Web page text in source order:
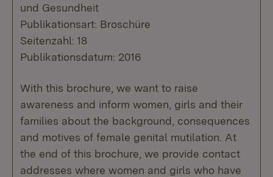
und Gesundheit
Publikationsart: Broschüre
Seitenzahl: 18
Publikationsdatum: 2016
With this brochure, we want to raise
awareness and inform women, girls and their
families about the background, consequences
and motives of female genital mutilation. At
the end of this brochure, we provide contact
addresses where women and girls who have